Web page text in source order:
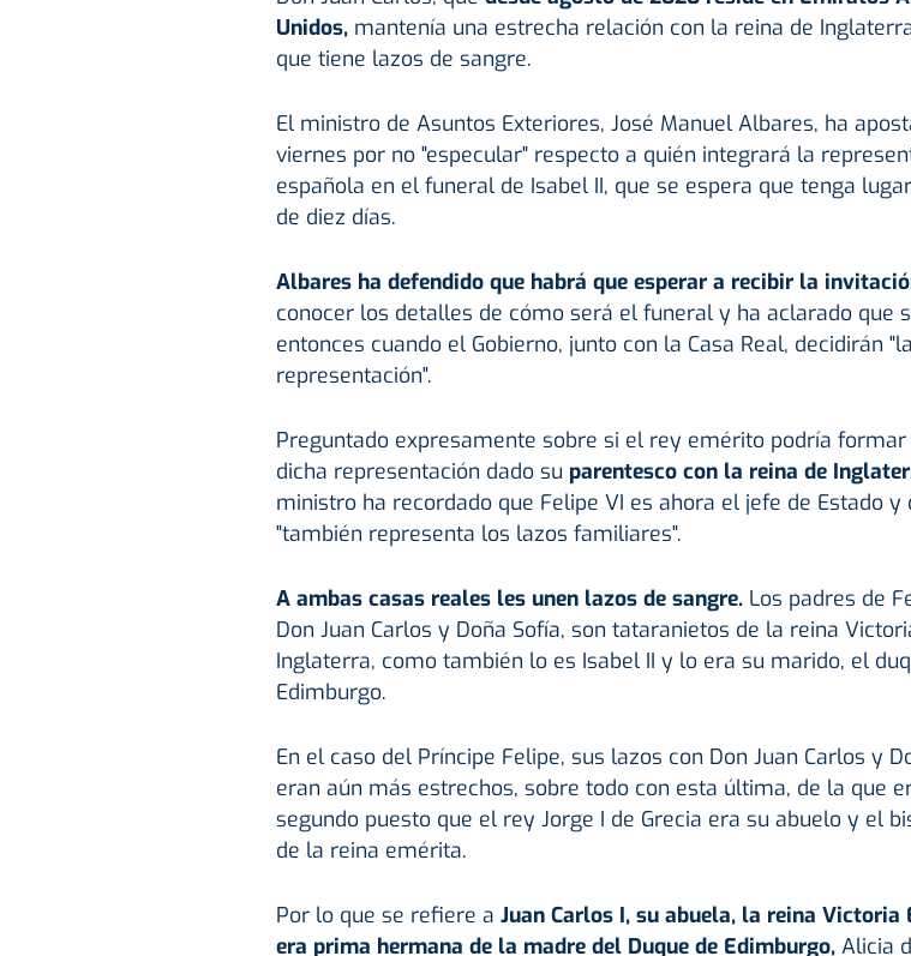
Unidos, mantenía una estrecha relación con la reina de
que tiene lazos de sangre.
El ministro de Asuntos Exteriores, José Manuel Albares, ha
viernes por no "especular" respecto a quién integrará la
española en el funeral de Isabel II, que se espera que tenga
de diez días.
Albares ha defendido que habrá que esperar a recibir la
conocer los detalles de cómo será el funeral y ha aclarado que
entonces cuando el Gobierno, junto con la Casa Real, decidirán
representación".
Preguntado expresamente sobre si el rey emérito podría
dicha representación dado su parentesco con la reina de
ministro ha recordado que Felipe VI es ahora el jefe de Estado y
"también representa los lazos familiares".
A ambas casas reales les unen lazos de sangre. Los padres de
Don Juan Carlos y Doña Sofía, son tataranietos de la reina
Inglaterra, como también lo es Isabel II y lo era su marido, el
Edimburgo.
En el caso del Príncipe Felipe, sus lazos con Don Juan Carlos y
eran aún más estrechos, sobre todo con esta última, de la que
segundo puesto que el rey Jorge I de Grecia era su abuelo y el
de la reina emérita.
Por lo que se refiere a Juan Carlos I, su abuela, la reina Victoria
era prima hermana de la madre del Duque de Edimburgo, Alicia